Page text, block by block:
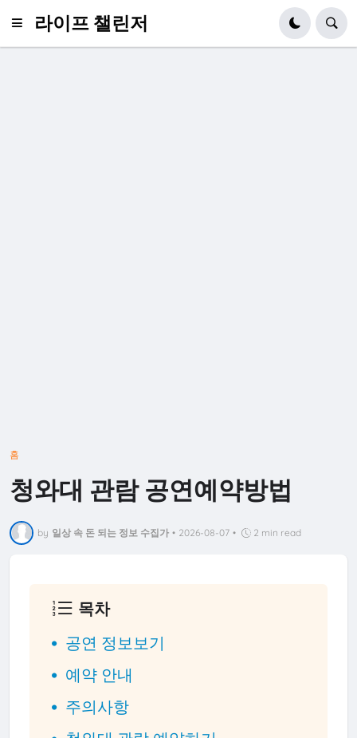
라이프 챌린저
홈
청와대 관람 공연예약방법
by 일상 속 돈 되는 정보 수집가 • 2026-08-07 • 2 min read
목차
공연 정보보기
예약 안내
주의사항